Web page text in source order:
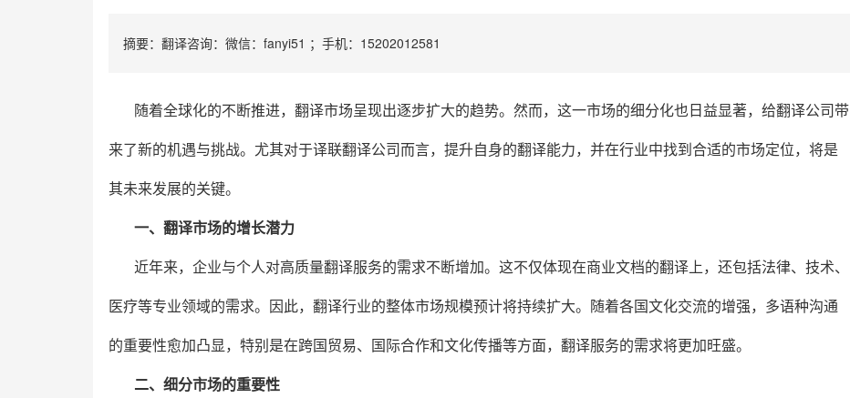
摘要：翻译咨询：微信：fanyi51 ；手机：15202012581
随着全球化的不断推进，翻译市场呈现出逐步扩大的趋势。然而，这一市场的细分化也日益显著，给翻译公司带
来了新的机遇与挑战。尤其对于译联翻译公司而言，提升自身的翻译能力，并在行业中找到合适的市场定位，将是
其未来发展的关键。
一、翻译市场的增长潜力
近年来，企业与个人对高质量翻译服务的需求不断增加。这不仅体现在商业文档的翻译上，还包括法律、技术、
医疗等专业领域的需求。因此，翻译行业的整体市场规模预计将持续扩大。随着各国文化交流的增强，多语种沟通
的重要性愈加凸显，特别是在跨国贸易、国际合作和文化传播等方面，翻译服务的需求将更加旺盛。
二、细分市场的重要性